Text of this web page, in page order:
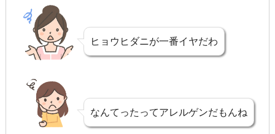
ヒョウヒダニが一番イヤだわ
なんてったってアレルゲンだもんね